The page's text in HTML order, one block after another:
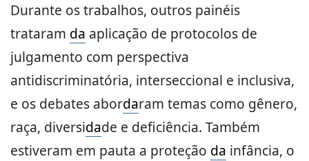
Durante os trabalhos, outros painéis
trataram da aplicação de protocolos de
julgamento com perspectiva
antidiscriminatória, interseccional e inclusiva,
e os debates abordaram temas como gênero,
raça, diversidade e deficiência. Também
estiveram em pauta a proteção da infância, o